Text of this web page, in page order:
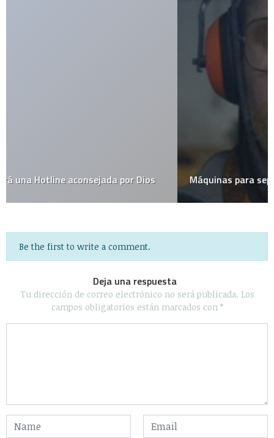
Máquinas para separar galletas Oreo
Be the first to write a comment.
Deja una respuesta
Tu dirección de correo electrónico no será publicada. Los
campos obligatorios están marcados con *